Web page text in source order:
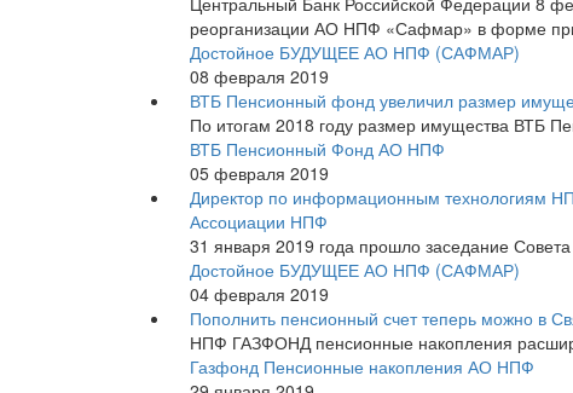
реорганизации АО НПФ «Сафмар» в форме
Достойное БУДУЩЕЕ АО НПФ (САФМАР)
08 февраля 2019
ВТБ Пенсионный фонд увеличил размер
По итогам 2018 году размер имущества ВТБ
ВТБ Пенсионный Фонд АО НПФ
05 февраля 2019
Директор по информационным технологиям
Ассоциации НПФ
31 января 2019 года прошло заседание
Достойное БУДУЩЕЕ АО НПФ (САФМАР)
04 февраля 2019
Пополнить пенсионный счет теперь можно в
НПФ ГАЗФОНД пенсионные накопления
Газфонд Пенсионные накопления АО НПФ